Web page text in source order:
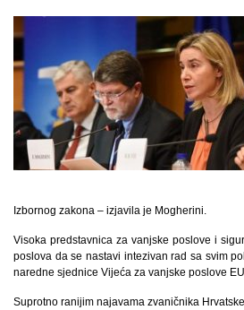
Izbornog zakona – izjavila je Mogherini.
Visoka predstavnica za vanjske poslove i
poslova da se nastavi intezivan rad sa svim
naredne sjednice Vijeća za vanjske poslove
Suprotno ranijim najavama zvaničnika